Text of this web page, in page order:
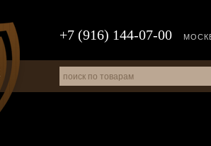
+7 (916) 144-07-00